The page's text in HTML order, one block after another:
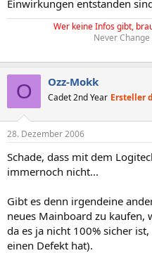
Einwirkungen entstanden
Wer keine Infos gibt,
Never
O Ozz-Mokk
Cadet 2nd Year Ersteller
28. Dezember 2006
Schade, dass mit dem
immernoch nicht...
Gibt es denn irgendeine
neues Mainboard zu kaufen,
da es ja nicht 100% sicher
einen Defekt hat).